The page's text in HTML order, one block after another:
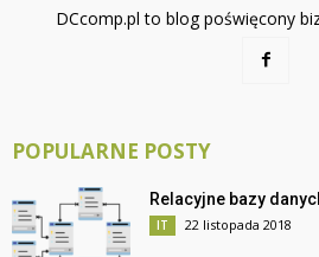
DCcomp.pl to blog poświęcony
POPULARNE POSTY
Relacyjne bazy
IT 22 listopada 2018